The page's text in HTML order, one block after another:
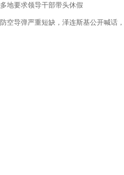
多地要求领导干部带头休假
防空导弹严重短缺，泽连斯基公开喊话，乌克兰失去导弹拦截能力？